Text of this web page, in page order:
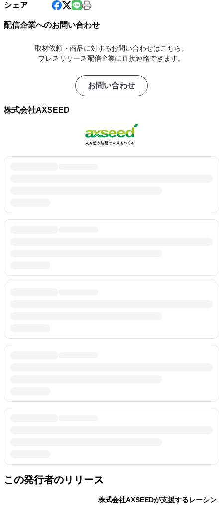
シェア
配信企業へのお問い合わせ
取材依頼・商品に対するお問い合わせはこちら。
プレスリリース配信企業に直接連絡できます。
お問い合わせ
株式会社AXSEED
この発行者のリリース
株式会社AXSEEDが支援するレーシン